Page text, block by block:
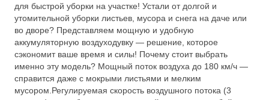
для быстрой уборки на участке! Устали от долгой и
утомительной уборки листьев, мусора и снега на даче или
во дворе? Представляем мощную и удобную
аккумуляторную воздуходувку — решение, которое
сэкономит ваше время и силы! Почему стоит выбрать
именно эту модель? Мощный поток воздуха до 180 км/ч —
справится даже с мокрыми листьями и мелким
мусором.Регулируемая скорость воздушного потока (3